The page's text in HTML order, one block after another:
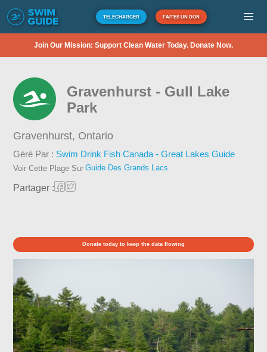
TÉLÉCHARGER FAITES UN DON
Join Our Mission: Support Clean Water Today. Donate Now.
Gravenhurst - Gull Lake
Park
Gravenhurst, Ontario
Géré Par : Swim Drink Fish Canada - Great Lakes Guide
Voir Cette Plage Sur Guide Des Grands Lacs
Partager :
Donate today to keep the data flowing